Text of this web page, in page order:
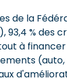
de la
93,4 % des
à